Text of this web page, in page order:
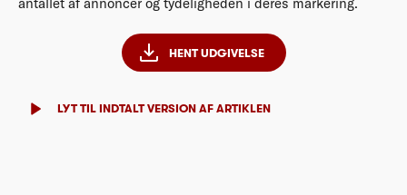
HENT UDGIVELSE
LYT TIL INDTALT VERSION AF ARTIKLEN